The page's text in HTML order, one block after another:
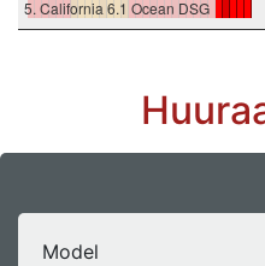
5. California 6.1 Ocean DSG
Model